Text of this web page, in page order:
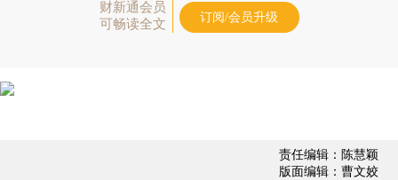
财新通会员
可畅读全文
订阅/会员升级
责任编辑：陈慧颖
版面编辑：曹文姣